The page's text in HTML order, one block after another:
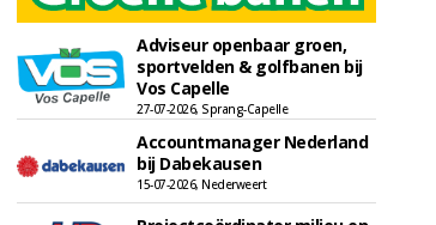
Adviseur openbaar groen,
sportvelden & golfbanen bij
Vos Capelle
27-07-2026, Sprang-Capelle
Accountmanager Nederland
bij Dabekausen
15-07-2026, Nederweert